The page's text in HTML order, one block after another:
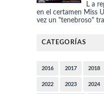
L a
en el certamen Miss
vez un "tenebroso"
CATEGORÍAS
2016 2017 2018
2022 2023 2024